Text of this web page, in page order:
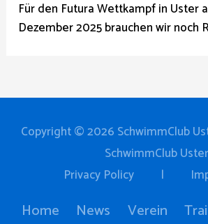
Für den Futura Wettkampf in Uster
Dezember 2025 brauchen wir noch
Copyright © 2026 SchwimmClub
SchwimmClub Uster
Privacy Policy|
Home News Verein